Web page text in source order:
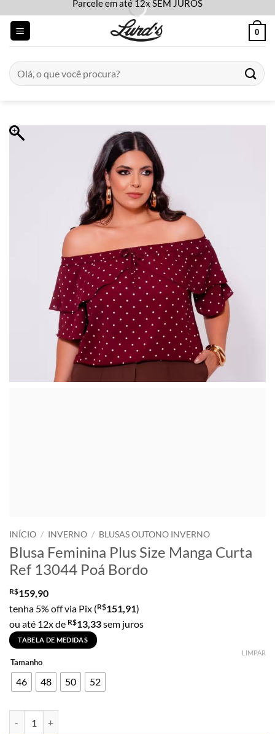
content
Parcele em até 12x SEM JUROS
0
Pesquisar
por:
INÍCIO / INVERNO / BLUSAS OUTONO INVERNO
Blusa Feminina Plus Size Manga Curta
Ref 13044 Poá Bordo
R$159,90
tenha 5% off via Pix (R$151,91)
ou até 12x de R$13,33sem juros
TABELA DE MEDIDAS
Tamanho
46 48 50 52
LIMPAR